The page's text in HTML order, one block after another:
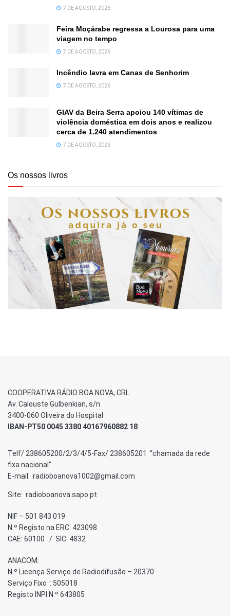
7 DE AGOSTO, 2026
Feira Moçárabe regressa a Lourosa para uma
viagem no tempo
7 DE AGOSTO, 2026
Incêndio lavra em Canas de Senhorim
7 DE AGOSTO, 2026
GIAV da Beira Serra apoiou 140 vítimas de
violência doméstica em dois anos e realizou
cerca de 1.240 atendimentos
7 DE AGOSTO, 2026
Os nossos livros
COOPERATIVA RÁDIO BOA NOVA, CRL
Av. Calouste Gulbenkian, s/n
3400-060 Oliveira do Hospital
IBAN-PT50 0045 3380 40167960882 18
Telf/ 238605200/2/3/4/5-Fax/ 238605201 “chamada da rede
fixa nacional”
E-mail: radioboanova1002@gmail.com
Site: radioboanova.sapo.pt
NIF – 501 843 019
N.º Registo na ERC: 423098
CAE: 60100 / SIC: 4832
ANACOM:
N.º Licença Serviço de Radiodifusão – 20370
Serviço Fixo : 505018
Registo INPI N.º 643805